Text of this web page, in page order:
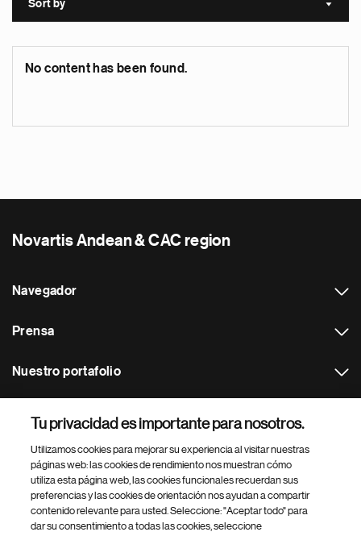
Sort by Sort
No content has been found.
Novartis Andean & CAC region
Navegador
Prensa
Nuestro portafolio
Footer Site Search
Tu privacidad es importante para nosotros.
Utilizamos cookies para mejorar su experiencia al visitar nuestras
páginas web: las cookies de rendimiento nos muestran cómo
utiliza esta página web, las cookies funcionales recuerdan sus
preferencias y las cookies de orientación nos ayudan a compartir
contenido relevante para usted. Seleccione: "Aceptar todo" para
dar su consentimiento a todas las cookies, seleccione